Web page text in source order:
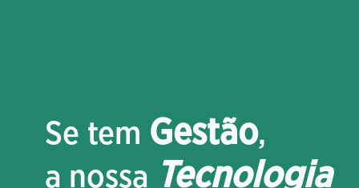
Se tem Gestão,
a nossa Tecnologia